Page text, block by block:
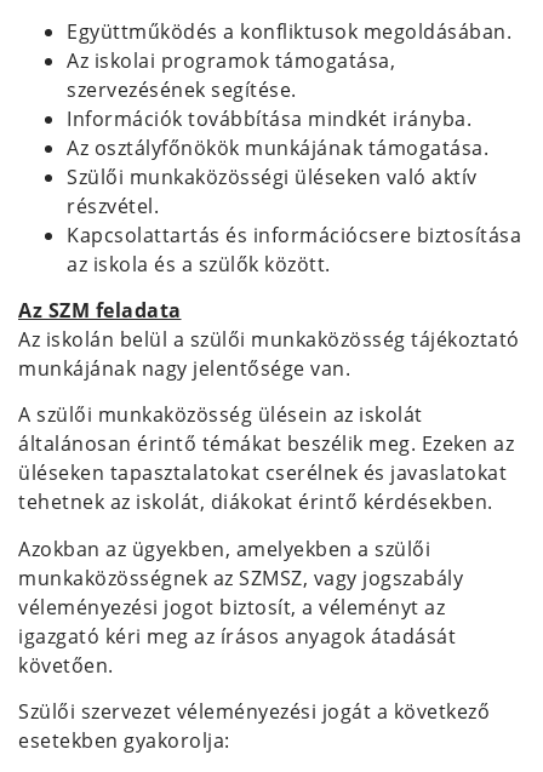
Együttműködés a konfliktusok megoldásában.
Az iskolai programok támogatása,
szervezésének segítése.
Információk továbbítása mindkét irányba.
Az osztályfőnökök munkájának támogatása.
Szülői munkaközösségi üléseken való aktív
részvétel.
Kapcsolattartás és információcsere biztosítása
az iskola és a szülők között.
Az SZM feladata
Az iskolán belül a szülői munkaközösség tájékoztató
munkájának nagy jelentősége van.
A szülői munkaközösség ülésein az iskolát
általánosan érintő témákat beszélik meg. Ezeken az
üléseken tapasztalatokat cserélnek és javaslatokat
tehetnek az iskolát, diákokat érintő kérdésekben.
Azokban az ügyekben, amelyekben a szülői
munkaközösségnek az SZMSZ, vagy jogszabály
véleményezési jogot biztosít, a véleményt az
igazgató kéri meg az írásos anyagok átadását
követően.
Szülői szervezet véleményezési jogát a következő
esetekben gyakorolja: